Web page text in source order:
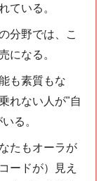
ている。
分野では、こ
になる。
も素質もな
れない人が"自
る。
たもオーラが
ードが）見え